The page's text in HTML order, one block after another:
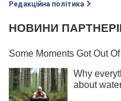
Редакційна політика